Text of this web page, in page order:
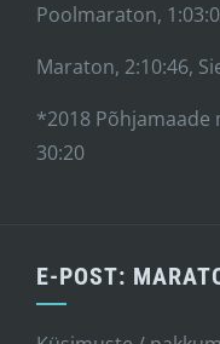
Poolmaraton,
Maraton, 2:10:46,
*2018 Põhjamaade
30:20
E-POST: